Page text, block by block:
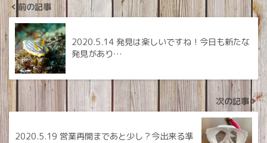
前の記事
2020.5.14 発見は楽しいですね！今日も新たな
発見があり…
次の記事
2020.5.19 営業再開まであと少し？今出来る準